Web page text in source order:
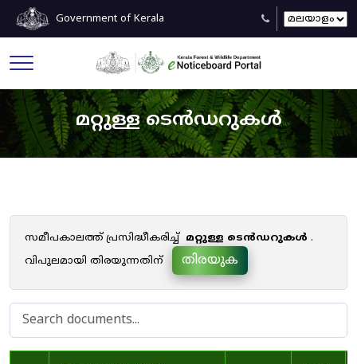
Government of Kerala
മറ്റുള്ള ടെൻഡറുകൾ
സമീപകാലത്ത് പ്രസിദ്ധീകരിച്ച് മറ്റുള്ള ടെൻഡറുകൾ .
വിപുലമായി തിരയുന്നതിന്
തിരയുക